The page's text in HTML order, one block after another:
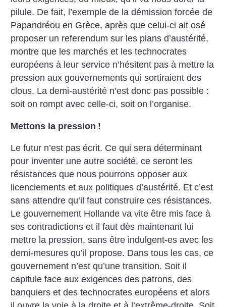
pilule. De fait, l’exemple de la démission forcée de
Papandréou en Grèce, après que celui-ci ait osé
proposer un referendum sur les plans d’austérité,
montre que les marchés et les technocrates
européens à leur service n’hésitent pas à mettre la
pression aux gouvernements qui sortiraient des
clous. La demi-austérité n’est donc pas possible :
soit on rompt avec celle-ci, soit on l’organise.
Mettons la pression !
Le futur n’est pas écrit. Ce qui sera déterminant
pour inventer une autre société, ce seront les
résistances que nous pourrons opposer aux
licenciements et aux politiques d’austérité. Et c’est
sans attendre qu’il faut construire ces résistances.
Le gouvernement Hollande va vite être mis face à
ses contradictions et il faut dès maintenant lui
mettre la pression, sans être indulgent-es avec les
demi-mesures qu’il propose. Dans tous les cas, ce
gouvernement n’est qu’une transition. Soit il
capitule face aux exigences des patrons, des
banquiers et des technocrates européens et alors